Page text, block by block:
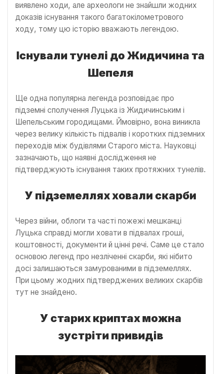
виявлено ходи, але археологи не знайшли жодних
доказів існування такого багатокілометрового
ходу, тому цю історію вважають легендою.
Існували тунелі до Жидичина та
Шепеля
Ще одна популярна легенда розповідає про
підземні сполучення Луцька із Жидичинським і
Шепельським городищами. Ймовірно, вона виникла
через велику кількість підвалів і коротких підземних
переходів між будівлями Старого міста. Науковці
зазначають, що наявні дослідження не
підтверджують існування таких протяжних тунелів.
У підземеллях ховали скарби
Через війни, облоги та часті пожежі мешканці
Луцька справді могли ховати в підвалах гроші,
коштовності, документи й цінні речі. Саме це стало
основою легенд про незліченні скарби, які нібито
досі залишаються замурованими в підземеллях.
При цьому жодних підтверджених великих скарбів
тут не знайдено.
У старих криптах можна
зустріти привидів